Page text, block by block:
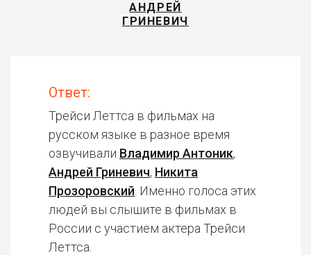
АНДРЕЙ
ГРИНЕВИЧ
Ответ:
Трейси Леттса в фильмах на
русском языке в разное время
озвучивали Владимир Антоник,
Андрей Гриневич, Никита
Прозоровский . Именно голоса этих
людей вы слышите в фильмах в
России с участием актера Трейси
Леттса.